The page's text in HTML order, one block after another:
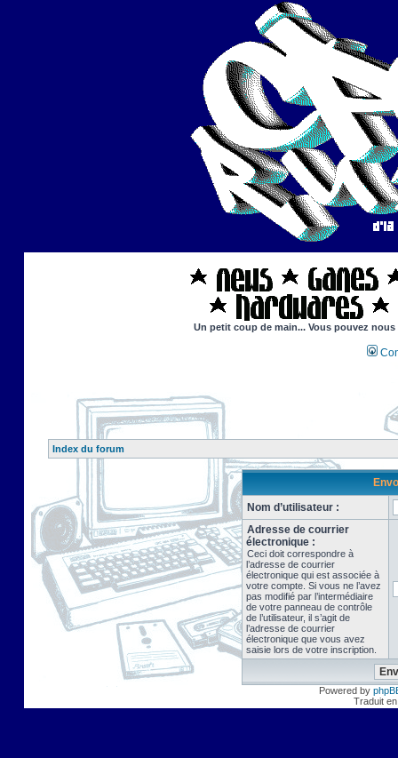
Un petit coup de main... Vous pouvez
Index du forum
Nom d’utilisateur :
Adresse de courrier
électronique :
Ceci doit correspondre à
l’adresse de courrier
électronique qui est associée à
votre compte. Si vous ne l’avez
pas modifié par l’intermédiaire
de votre panneau de contrôle
de l’utilisateur, il s’agit de
l’adresse de courrier
électronique que vous avez
saisie lors de votre inscription.
Powered by
Traduit